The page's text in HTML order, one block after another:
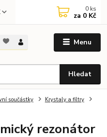
Menu
Hledat
0 ks
za 0 Kč
součástky
Krystaly a filtry
rezonátor